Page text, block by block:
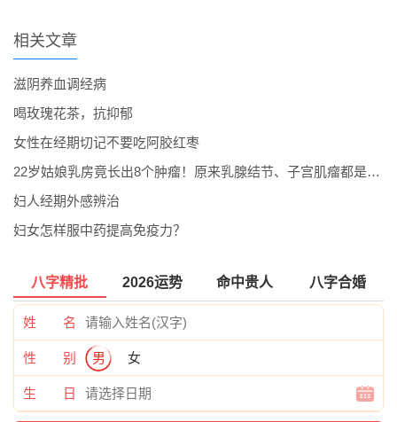
相关文章
滋阴养血调经病
喝玫瑰花茶，抗抑郁
女性在经期切记不要吃阿胶红枣
22岁姑娘乳房竟长出8个肿瘤！原来乳腺结节、子宫肌瘤都是肝郁生出...
妇人经期外感辨治
妇女怎样服中药提高免疫力？
八字精批 2026运势 命中贵人 八字合婚
姓 名
性 别 男 女
生 日